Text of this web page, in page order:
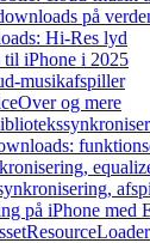
på
Hi-Res lyd
til iPhone i 2025
musikafspiller
og mere
på iPhone med